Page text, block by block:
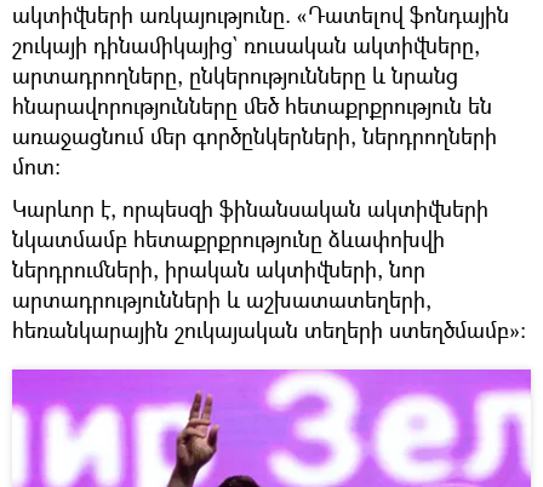
ակտիվների առկայությունը. «Դատելով ֆոնդային
շուկայի դինամիկայից` ռուսական ակտիվները,
արտադրողները, ընկերությունները և նրանց
հնարավորությունները մեծ հետաքրքրություն են
առաջացնում մեր գործընկերների, ներդրողների
մոտ։
Կարևոր է, որպեսզի ֆինանսական ակտիվների
նկատմամբ հետաքրքրությունը ձևափոխվի
ներդրումների, իրական ակտիվների, նոր
արտադրությունների և աշխատատեղերի,
հեռանկարային շուկայական տեղերի ստեղծմամբ»։